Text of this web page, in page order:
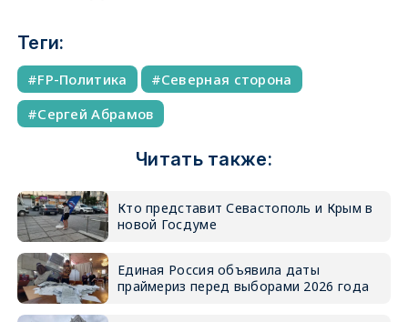
Теги:
FP-Политика
Северная сторона
Сергей Абрамов
Читать также:
Кто представит Севастополь и Крым в
новой Госдуме
Единая Россия объявила даты
праймериз перед выборами 2026 года